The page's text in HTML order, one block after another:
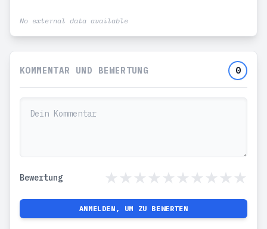
No external data available
KOMMENTAR UND BEWERTUNG 0
Bewertung
ANMELDEN, UM ZU BEWERTEN